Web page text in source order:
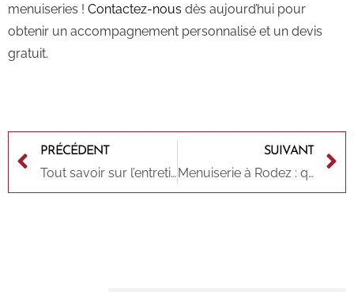
menuiseries ! Contactez-nous dès aujourd’hui pour
obtenir un accompagnement personnalisé et un devis
gratuit.
PRÉCÉDENT
Tout savoir sur l’entretien de votre véranda et menuiserie à Rodez
SUIVANT
Menuiserie à Rodez : quelles tendances en 2025 ?